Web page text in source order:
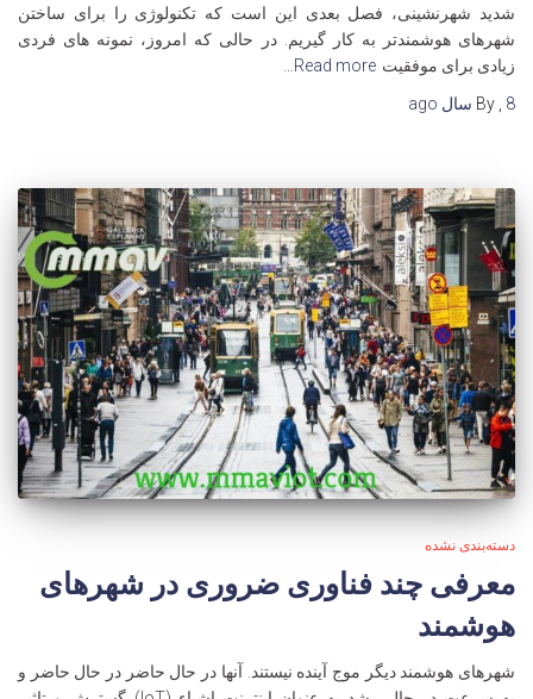
شدید شهرنشینی، فصل بعدی این است که تکنولوژی را برای ساختن
شهرهای هوشمندتر به کار گیریم. در حالی که امروز، نمونه های فردی
زیادی برای موفقیت Read more…
By
8 سال
دسته‌بندی نشده
معرفی چند فناوری ضروری در شهرهای
هوشمند
شهرهای هوشمند دیگر موج آینده نیستند. آنها در حال حاضر در حال حاضر و